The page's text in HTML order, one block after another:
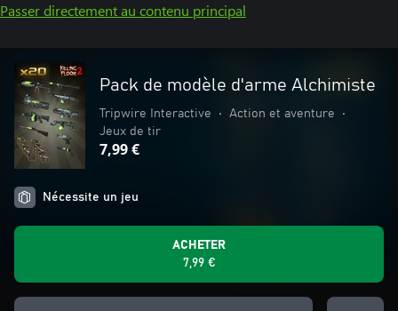
Passer directement au contenu principal
Pack de modèle d'arme Alchimiste
Tripwire Interactive • Action et aventure
•
Jeux de tir
7,99 €
Nécessite un jeu
ACHETER
7,99 €